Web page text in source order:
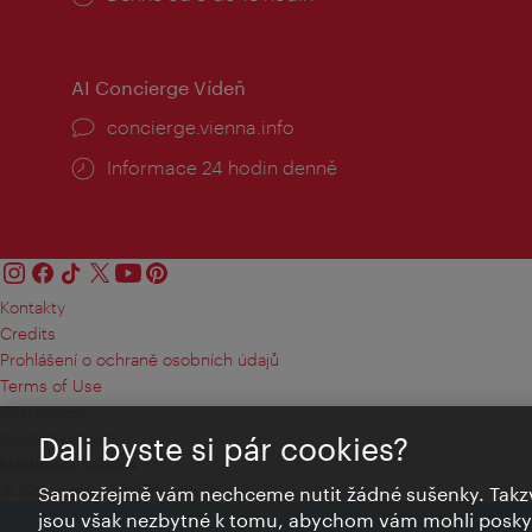
AI Concierge Vídeň
concierge.vienna.info
Informace 24 hodin denně
Kontakty
Credits
Prohlášení o ochraně osobních údajů
Terms of Use
Přístupnost
Kontakt pro tisk
Nastavení cookies
© Copyright Wien Tourismus
Dali byste si pár cookies?
Samozřejmě vám nechceme nutit žádné sušenky.
jsou však nezbytné k tomu, abychom vám mohli